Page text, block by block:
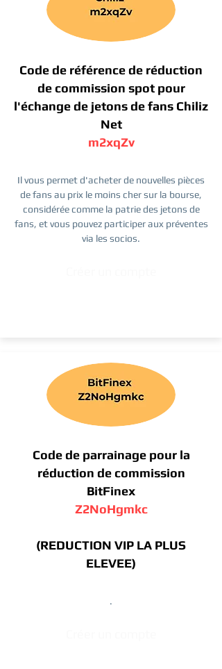
Code de référence de réduction
de commission spot pour
l'échange de jetons de fans Chiliz
Net
m2xqZv
Il vous permet d'acheter de nouvelles pièces
de fans au prix le moins cher sur la bourse,
considérée comme la patrie des jetons de
fans, et vous pouvez participer aux préventes
via les socios.
Code de parrainage pour la
réduction de commission
BitFinex
Z2NoHgmkc
(REDUCTION VIP LA PLUS
ELEVEE)
.